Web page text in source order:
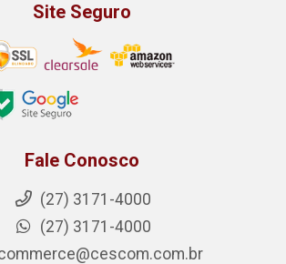
Site Seguro
Fale Conosco
(27) 3171-4000
(27) 3171-4000